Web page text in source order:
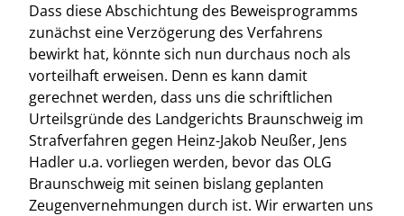
Dass diese Abschichtung des Beweisprogramms
zunächst eine Verzögerung des Verfahrens
bewirkt hat, könnte sich nun durchaus noch als
vorteilhaft erweisen. Denn es kann damit
gerechnet werden, dass uns die schriftlichen
Urteilsgründe des Landgerichts Braunschweig im
Strafverfahren gegen Heinz-Jakob Neußer, Jens
Hadler u.a. vorliegen werden, bevor das OLG
Braunschweig mit seinen bislang geplanten
Zeugenvernehmungen durch ist. Wir erwarten uns